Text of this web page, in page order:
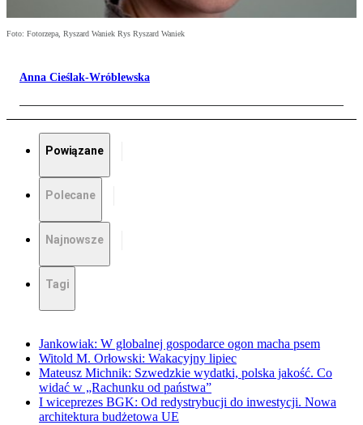
Foto: Fotorzepa, Ryszard Waniek Rys Ryszard Waniek
Anna Cieślak-Wróblewska
Powiązane
Polecane
Najnowsze
Tagi
Jankowiak: W globalnej gospodarce ogon macha psem
Witold M. Orłowski: Wakacyjny lipiec
Mateusz Michnik: Szwedzkie wydatki, polska jakość. Co
widać w „Rachunku od państwa”
I wiceprezes BGK: Od redystrybucji do inwestycji. Nowa
architektura budżetowa UE